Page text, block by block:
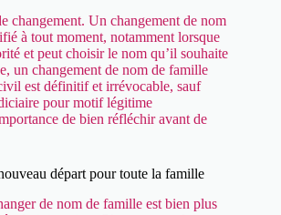
changement. Un changement de nom
à tout moment, notamment lorsque
et peut choisir le nom qu’il souhaite
un changement de nom de famille
est définitif et irrévocable, sauf
pour motif légitime
de bien réfléchir avant de
départ pour toute la famille
de nom de famille est bien plus